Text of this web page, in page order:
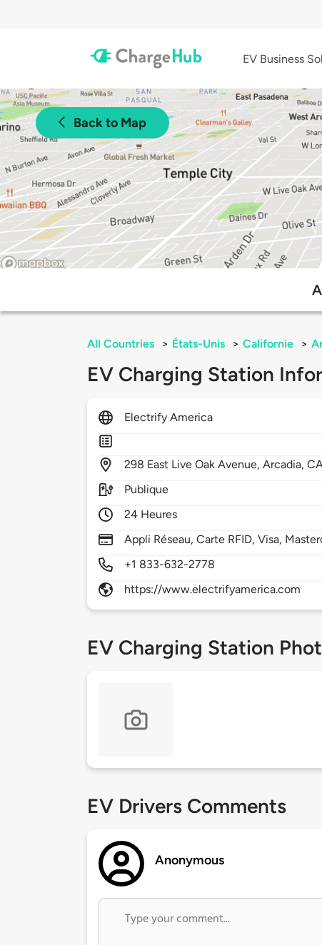
EV Business
Back to Map
All Countries > États-Unis > Californie >
EV Charging Station
Electrify America
298 East Live Oak Avenue,Arcadia,
Publique
24 Heures
Appli Réseau, Carte RFID, Visa,
+1 833-632-2778
https://www.electrifyamerica.com
EV Charging Station
EV Drivers Comments
Anonymous